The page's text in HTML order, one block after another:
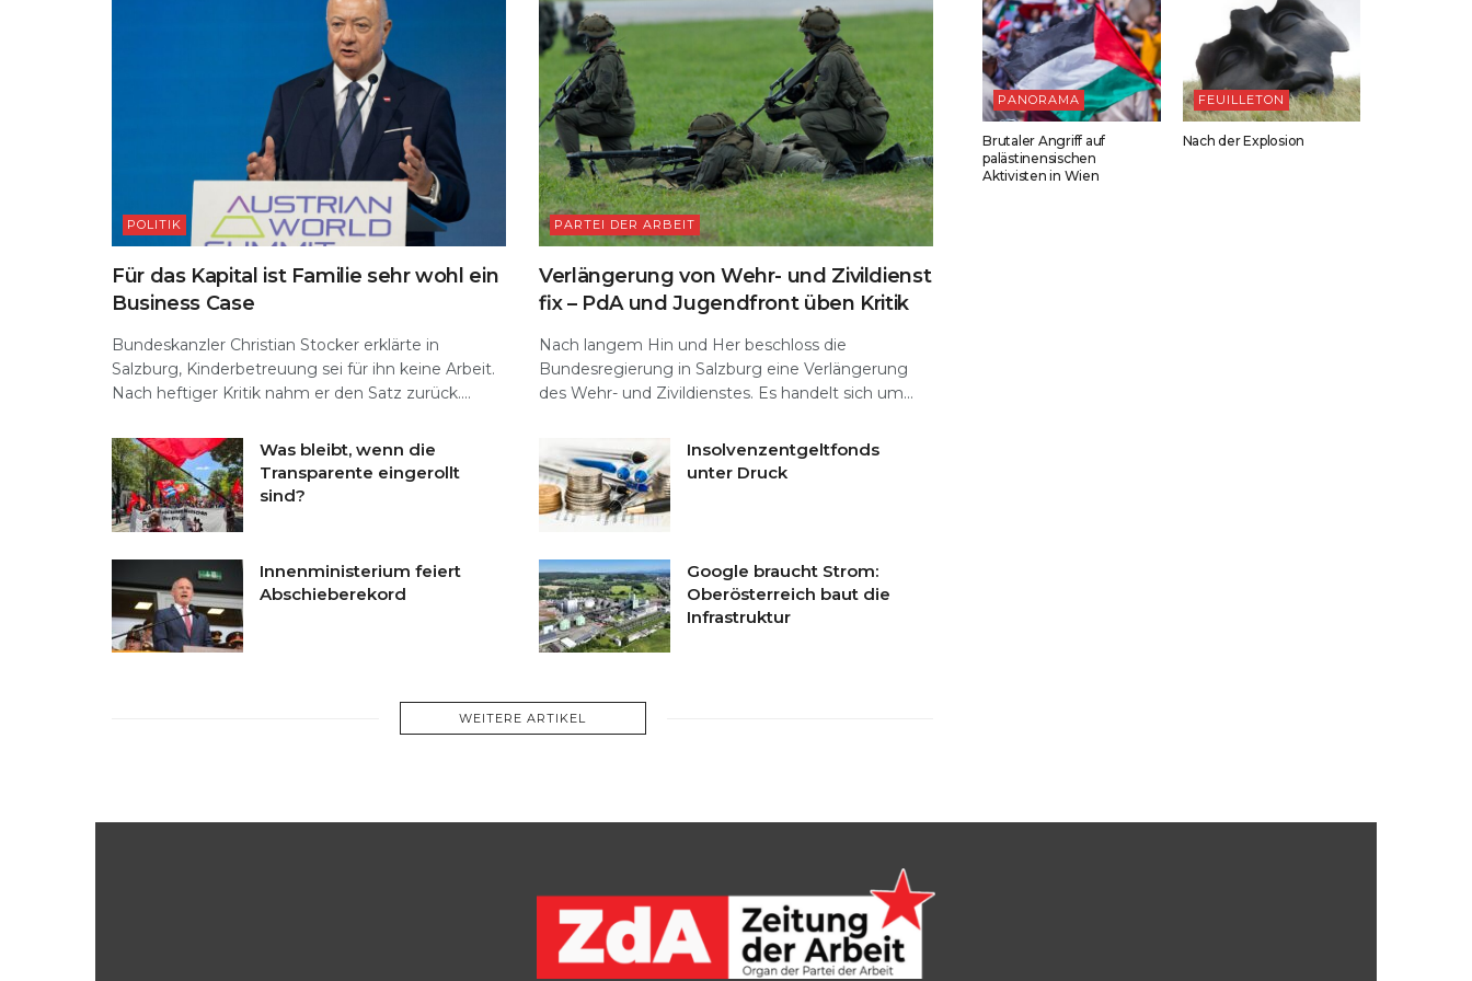
POLITIK
Für das Kapital ist Familie sehr wohl ein
Business Case
Bundeskanzler Christian Stocker erklärte in
Salzburg, Kinderbetreuung sei für ihn keine Arbeit.
Nach heftiger Kritik nahm er den Satz zurück....
PARTEI DER ARBEIT
Verlängerung von Wehr- und Zivildienst
fix – PdA und Jugendfront üben Kritik
Nach langem Hin und Her beschloss die
Bundesregierung in Salzburg eine Verlängerung
des Wehr- und Zivildienstes. Es handelt sich um...
Was bleibt, wenn die
Transparente eingerollt
sind?
Insolvenzentgeltfonds
unter Druck
Innenministerium feiert
Abschieberekord
Google braucht Strom:
Oberösterreich baut die
Infrastruktur
WEITERE ARTIKEL
PANORAMA
Brutaler Angriff auf
palästinensischen
Aktivisten in Wien
FEUILLETON
Nach der Explosion